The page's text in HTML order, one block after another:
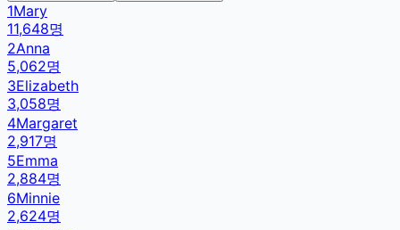
1Mary
11,648명
2Anna
5,062명
3Elizabeth
3,058명
4Margaret
2,917명
5Emma
2,884명
6Minnie
2,624명